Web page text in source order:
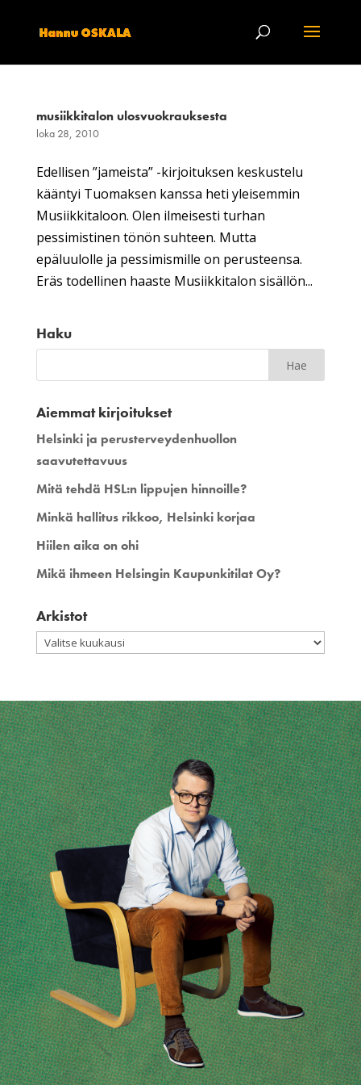
musiikkitalon ulosvuokrauksesta
loka 28, 2010
Edellisen ”jameista” -kirjoituksen keskustelu
kääntyi Tuomaksen kanssa heti yleisemmin
Musiikkitaloon. Olen ilmeisesti turhan
pessimistinen tönön suhteen. Mutta
epäluulolle ja pessimismille on perusteensa.
Eräs todellinen haaste Musiikkitalon sisällön...
Haku
Aiemmat kirjoitukset
Helsinki ja perusterveydenhuollon
saavutettavuus
Mitä tehdä HSL:n lippujen hinnoille?
Minkä hallitus rikkoo, Helsinki korjaa
Hiilen aika on ohi
Mikä ihmeen Helsingin Kaupunkitilat Oy?
Arkistot
Arkistot